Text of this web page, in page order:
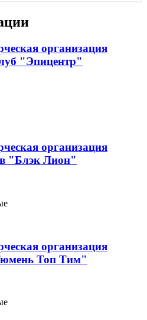
организация
"Эпицентр"
организация
"Блэк Лион"
организация
Топ Тим"